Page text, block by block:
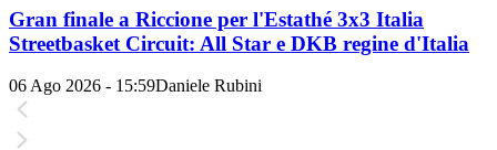
Gran finale a Riccione per l'Estathé 3x3 Italia
Streetbasket Circuit: All Star e DKB regine d'Italia
06 Ago 2026 - 15:59Daniele Rubini